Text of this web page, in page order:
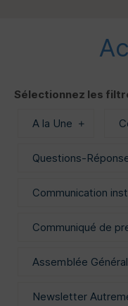
Sélectionnez les
A la Une
Questions-
Communication
Communiqué de
Assemblée
Newsletter